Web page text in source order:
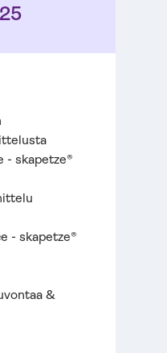
- skapetze®
- skapetze®
&